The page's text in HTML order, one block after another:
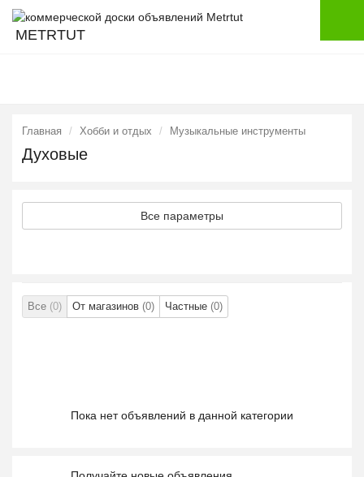
METRTUT
Главная Хобби и отдых Музыкальные инструменты
Духовые
Все параметры
Все (0) От магазинов (0) Частные (0)
Пока нет объявлений в данной категории